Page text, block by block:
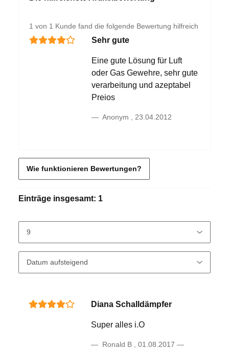
1 von 1 Kunde fand die folgende Bewertung hilfreich
Sehr gute
Eine gute Lösung für Luft
oder Gas Gewehre, sehr gute
verarbeitung und azeptabel
Preios
Anonym , 23.04.2012
Wie funktionieren Bewertungen?
Einträge insgesamt: 1
Diana Schalldämpfer
Super alles i.O
Ronald B , 01.08.2017